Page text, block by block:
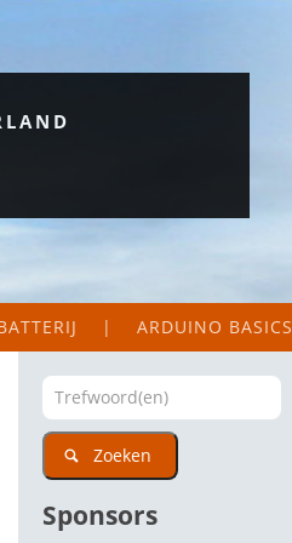
ARDUINO BASICS
Zoeken
Sponsors